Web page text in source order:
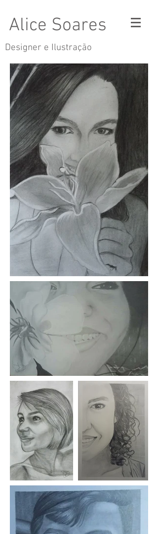
Alice Soares
Designer e Ilustração